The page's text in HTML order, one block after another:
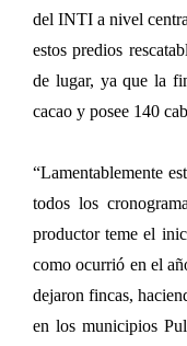
del INTI a nivel
estos predios
de lugar, ya que la
cacao y posee 140
“Lamentablemente
todos los
productor teme el
como ocurrió en el
dejaron fincas,
en los municipios